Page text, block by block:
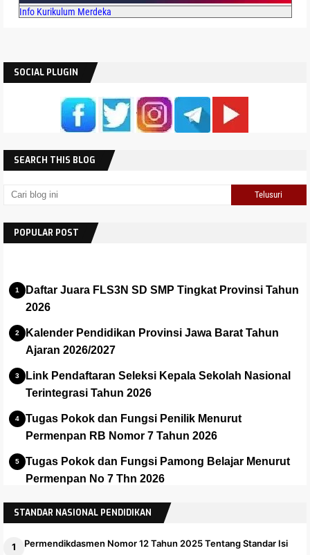
Info Kurikulum Merdeka
SOCIAL PLUGIN
SEARCH THIS BLOG
POPULAR POST
Daftar Juara FLS3N SD SMP Tingkat Provinsi Tahun
2026
Kalender Pendidikan Provinsi Jawa Barat Tahun
Ajaran 2026/2027
Link Pendaftaran Seleksi Kepala Sekolah Nasional
Terintegrasi Tahun 2026
Tugas Pokok dan Fungsi Penilik Menurut
Permenpan RB Nomor 7 Tahun 2026
Tugas Pokok dan Fungsi Pamong Belajar Menurut
Permenpan No 7 Thn 2026
Panduan dan Installer Apalikasi e-Rapor SMA Versi
2025.1
STANDAR NASIONAL PENDIDIKAN
Permendikdasmen Nomor 12 Tahun 2025 Tentang Standar Isi